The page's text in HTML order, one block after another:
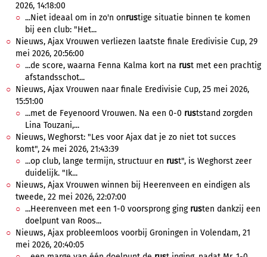
2026, 14:18:00
...Niet ideaal om in zo'n onrustige situatie binnen te komen
bij een club: "Het...
Nieuws, Ajax Vrouwen verliezen laatste finale Eredivisie Cup, 29
mei 2026, 20:56:00
...de score, waarna Fenna Kalma kort na rust met een prachtig
afstandsschot...
Nieuws, Ajax Vrouwen naar finale Eredivisie Cup, 25 mei 2026,
15:51:00
...met de Feyenoord Vrouwen. Na een 0-0 ruststand zorgden
Lina Touzani,...
Nieuws, Weghorst: "Les voor Ajax dat je zo niet tot succes
komt", 24 mei 2026, 21:43:39
...op club, lange termijn, structuur en rust", is Weghorst zeer
duidelijk. "Ik...
Nieuws, Ajax Vrouwen winnen bij Heerenveen en eindigen als
tweede, 22 mei 2026, 22:07:00
...Heerenveen met een 1-0 voorsprong ging rusten dankzij een
doelpunt van Roos...
Nieuws, Ajax probleemloos voorbij Groningen in Volendam, 21
mei 2026, 20:40:05